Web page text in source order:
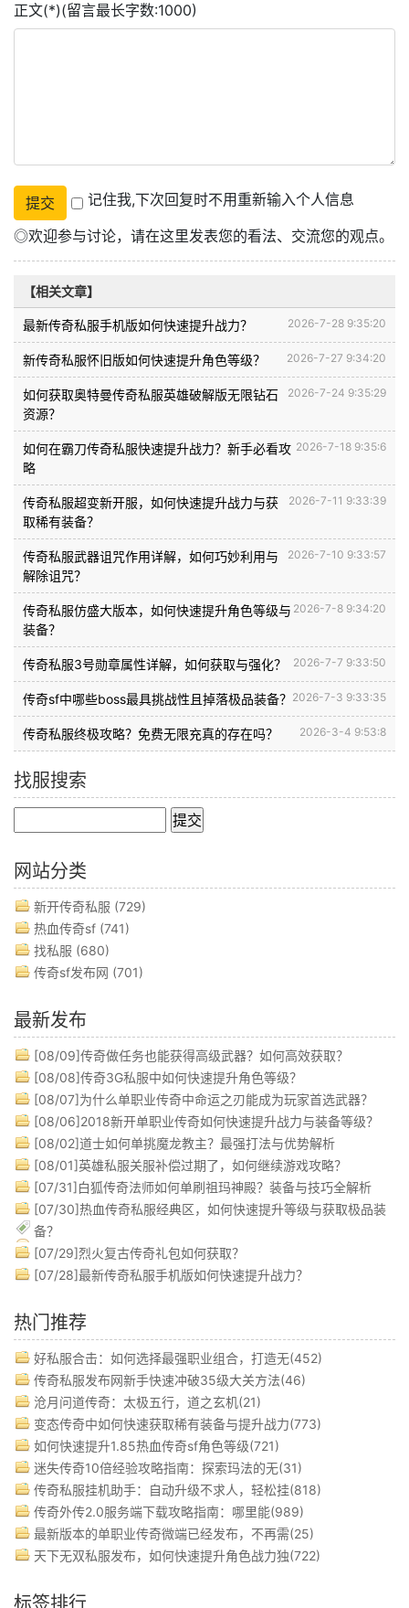
正文(*)(留言最长字数:1000)
记住我,下次回复时不用重新输入个人信息
◎欢迎参与讨论，请在这里发表您的看法、交流您的观点。
【相关文章】
2026-7-28 9:35:20
最新传奇私服手机版如何快速提升战力？
2026-7-27 9:34:20
新传奇私服怀旧版如何快速提升角色等级？
2026-7-24 9:35:29
如何获取奥特曼传奇私服英雄破解版无限钻石
资源？
2026-7-18 9:35:6
如何在霸刀传奇私服快速提升战力？新手必看攻
略
2026-7-11 9:33:39
传奇私服超变新开服，如何快速提升战力与获
取稀有装备？
2026-7-10 9:33:57
传奇私服武器诅咒作用详解，如何巧妙利用与
解除诅咒？
2026-7-8 9:34:20
传奇私服仿盛大版本，如何快速提升角色等级与
装备？
2026-7-7 9:33:50
传奇私服3号勋章属性详解，如何获取与强化？
2026-7-3 9:33:35
传奇sf中哪些boss最具挑战性且掉落极品装备？
2026-3-4 9:53:8
传奇私服终极攻略？免费无限充真的存在吗？
找服搜索
网站分类
新开传奇私服 (729)
热血传奇sf (741)
找私服 (680)
传奇sf发布网 (701)
最新发布
[08/09]传奇做任务也能获得高级武器？如何高效获取？
[08/08]传奇3G私服中如何快速提升角色等级？
[08/07]为什么单职业传奇中命运之刃能成为玩家首选武器？
[08/06]2018新开单职业传奇如何快速提升战力与装备等级？
[08/02]道士如何单挑魔龙教主？最强打法与优势解析
[08/01]英雄私服关服补偿过期了，如何继续游戏攻略？
[07/31]白狐传奇法师如何单刷祖玛神殿？装备与技巧全解析
[07/30]热血传奇私服经典区，如何快速提升等级与获取极品装
备？
[07/29]烈火复古传奇礼包如何获取？
[07/28]最新传奇私服手机版如何快速提升战力？
热门推荐
好私服合击：如何选择最强职业组合，打造无(452)
传奇私服发布网新手快速冲破35级大关方法(46)
沧月问道传奇：太极五行，道之玄机(21)
变态传奇中如何快速获取稀有装备与提升战力(773)
如何快速提升1.85热血传奇sf角色等级(721)
迷失传奇10倍经验攻略指南：探索玛法的无(31)
传奇私服挂机助手：自动升级不求人，轻松挂(818)
传奇外传2.0服务端下载攻略指南：哪里能(989)
最新版本的单职业传奇微端已经发布，不再需(25)
天下无双私服发布，如何快速提升角色战力独(722)
标签排行